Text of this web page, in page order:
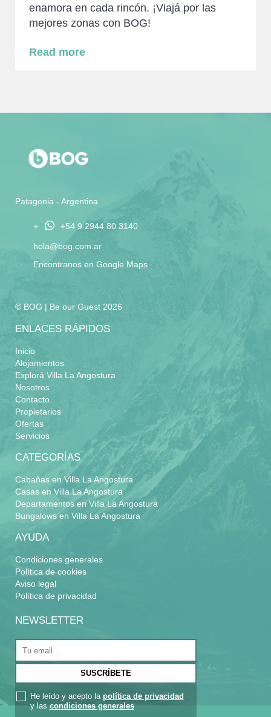
enamora en cada rincón. ¡Viajá por las
mejores zonas con BOG!
Read more
Patagonia - Argentina
+ +54 9 2944 80 3140
hola@bog.com.ar
Encontranos en Google Maps
© BOG | Be our Guest 2026
ENLACES RÁPIDOS
Inicio
Alojamientos
Explorá Villa La Angostura
Nosotros
Contacto
Propietarios
Ofertas
Servicios
CATEGORÍAS
Cabañas en Villa La Angostura
Casas en Villa La Angostura
Departamentos en Villa La Angostura
Bungalows en Villa La Angostura
AYUDA
Condiciones generales
Política de cookies
Aviso legal
Política de privacidad
NEWSLETTER
He leído y acepto la política de privacidad
y las condiciones generales